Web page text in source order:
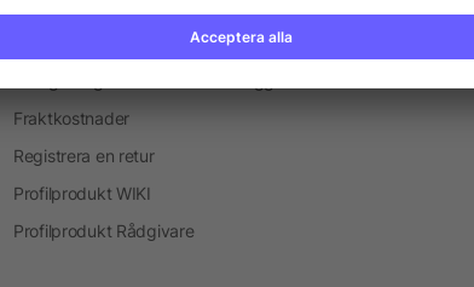
Fraktkostnader
Registrera en retur
Profilprodukt WIKI
Profilprodukt Rådgivare